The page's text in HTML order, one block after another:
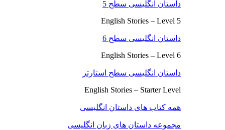
داستان انگلیسی سطح 5
English Stories – Level 5
داستان انگلیسی سطح 6
English Stories – Level 6
داستان انگلیسی سطح استارتر
English Stories – Starter Level
همه کتاب های داستان انگلیسی
مجموعه داستان های زبان انگلیسی